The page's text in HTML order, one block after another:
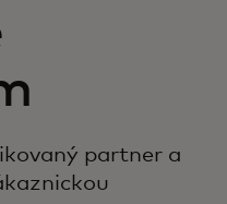
partner a